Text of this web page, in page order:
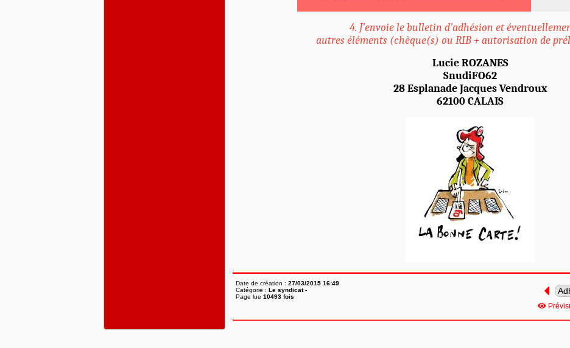
4. J'envoie le bulletin d'adhésion et
autres éléments (chèque(s) ou RIB + autorisation de
Lucie ROZANES
SnudiFO62
28 Esplanade Jacques Vendroux
62100 CALAIS
Date de création : 27/03/2015 16:49
Catégorie : Le syndicat -
Page lue 10493 fois